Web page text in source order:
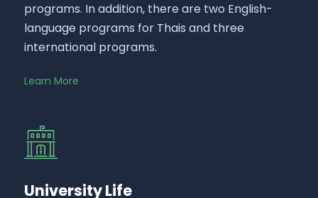
programs. In addition, there are two English-
language programs for Thais and three
international programs.
Learn More
University Life